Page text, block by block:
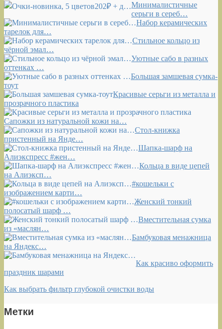
Минималистичные
серьги в сереб…
Набор керамических
тарелок для…
Стильное кольцо из
чёрной эмал…
Уютные сабо в разных
оттенках …
Большая замшевая сумка-
тоут
Красивые серьги из металла и
прозрачного пластика
Сапожки из натуральной кожи на…
Стол-книжка
пристенный на Янде…
Шапка-шарф на
Алиэкспресс #жен…
Кольца в виде цепей
на Алиэксп…
#кошельки с
изображением карти…
Женский тонкий
полосатый шарф …
Вместительная сумка
из «маслян…
Бамбуковая менажница
на Яндекс…
Как красиво оформить
праздник шарами
Как выбрать фильтр глубокой очистки воды
Метки